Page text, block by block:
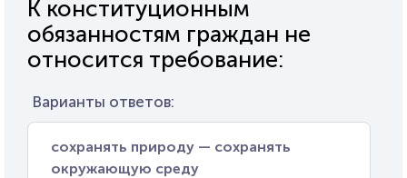
К конституционным
обязанностям граждан не
относится требование:
Варианты ответов:
сохранять природу — сохранять
окружающую среду